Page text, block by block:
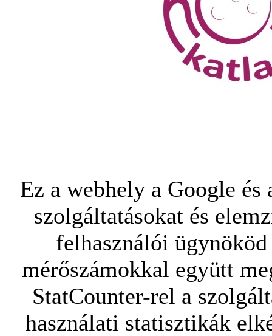
Ez a webhely a Google
szolgáltatásokat és
felhasználói
mérőszámokkal együtt
StatCounter-rel a
használati statisztikák